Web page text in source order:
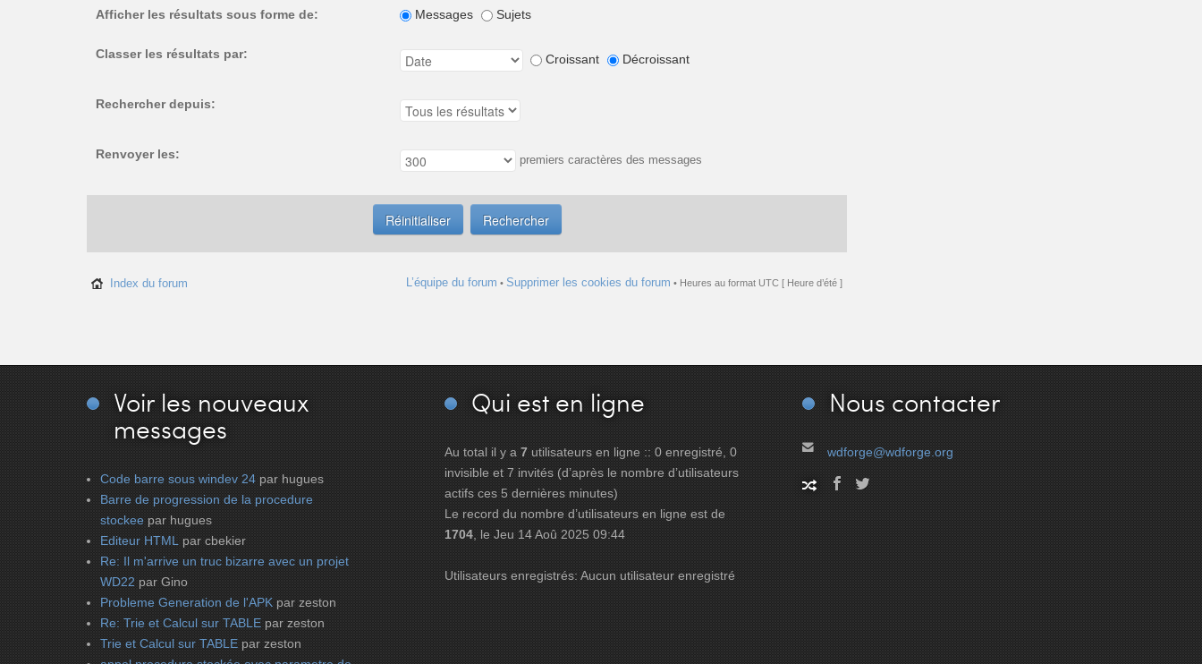
Afficher les résultats sous forme de: Messages Sujets
Classer les résultats par: Croissant Décroissant
Rechercher depuis:
Renvoyer les: premiers caractères des messages
Index du forum L’équipe du forum • Supprimer les cookies du forum • Heures au format UTC [ Heure d’été ]
Voir les nouveaux
messages
Code barre sous windev 24 par hugues
Barre de progression de la procedure
stockee par hugues
Editeur HTML par cbekier
Re: Il m'arrive un truc bizarre avec un projet
WD22 par Gino
Probleme Generation de l'APK par zeston
Re: Trie et Calcul sur TABLE par zeston
Trie et Calcul sur TABLE par zeston
Qui est en ligne
Au total il y a 7 utilisateurs en ligne :: 0 enregistré, 0
invisible et 7 invités (d’après le nombre d’utilisateurs
actifs ces 5 dernières minutes)
Le record du nombre d’utilisateurs en ligne est de
1704 , le Jeu 14 Aoû 2025 09:44
Utilisateurs enregistrés: Aucun utilisateur enregistré
Nous contacter
wdforge@wdforge.org